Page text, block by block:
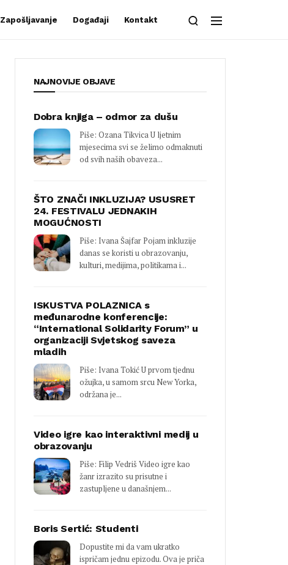
Zapošljavanje Događaji Kontakt
NAJNOVIJE OBJAVE
Dobra knjiga – odmor za dušu
Piše: Ozana Tikvica U ljetnim
mjesecima svi se želimo odmaknuti
od svih naših obaveza...
ŠTO ZNAČI INKLUZIJA? USUSRET
24. FESTIVALU JEDNAKIH
MOGUĆNOSTI
Piše: Ivana Šajfar Pojam inkluzije
danas se koristi u obrazovanju,
kulturi, medijima, politikama i...
ISKUSTVA POLAZNICA s
međunarodne konferencije:
“International Solidarity Forum” u
organizaciji Svjetskog saveza
mladih
Piše: Ivana Tokić U prvom tjednu
ožujka, u samom srcu New Yorka,
održana je...
Video igre kao interaktivni medij u
obrazovanju
Piše: Filip Vedriš Video igre kao
žanr izrazito su prisutne i
zastupljene u današnjem...
Boris Sertić: Studenti
Dopustite mi da vam ukratko
ispričam jednu epizodu. Ova je priča